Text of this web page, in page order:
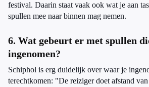
festival. Daarin staat vaak ook wat je aan
spullen mee naar binnen mag nemen.
6. Wat gebeurt er met spullen
ingenomen?
Schiphol is erg duidelijk over waar je
terechtkomen: "De reiziger doet afstand